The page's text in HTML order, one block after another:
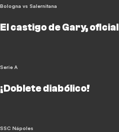
Bologna vs Salernitana
El castigo de Gary, oficial
Serie A
¡Doblete diabólico!
SSC Nápoles